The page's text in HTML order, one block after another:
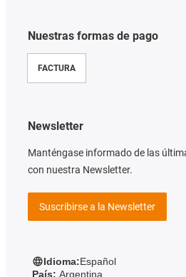
Nuestras formas de pago
FACTURA
Newsletter
Manténgase informado de las
con nuestra Newsletter.
Suscribirse a la Newsletter
Idioma:Español
País: Argentina